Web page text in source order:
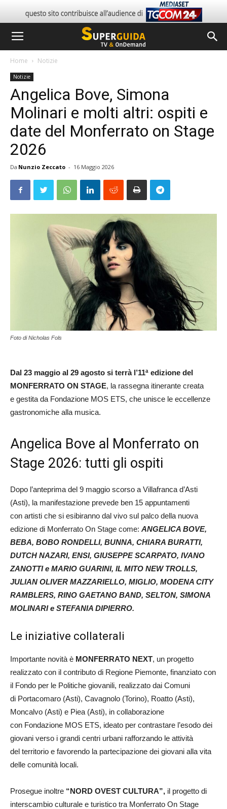
Home Notizie
Notizie
Angelica Bove, Simona
Molinari e molti altri: ospiti e
date del Monferrato on Stage
2026
Da Nunzio Zeccato - 16 Maggio 2026
Foto di Nicholas Fols
Dal 23 maggio al 29 agosto si terrà l’11ª edizione del
MONFERRATO ON STAGE, la rassegna itinerante creata
e gestita da Fondazione MOS ETS, che unisce le eccellenze
gastronomiche alla musica.
Angelica Bove al Monferrato on
Stage 2026: tutti gli ospiti
Dopo l’anteprima del 9 maggio scorso a Villafranca d’Asti
(Asti), la manifestazione prevede ben 15 appuntamenti
con artisti che si esibiranno dal vivo sul palco della nuova
edizione di Monferrato On Stage come: ANGELICA BOVE,
BEBA, BOBO RONDELLI, BUNNA, CHIARA BURATTI,
DUTCH NAZARI, ENSI, GIUSEPPE SCARPATO, IVANO
ZANOTTI e MARIO GUARINI, IL MITO NEW TROLLS,
JULIAN OLIVER MAZZARIELLO, MIGLIO, MODENA CITY
RAMBLERS, RINO GAETANO BAND, SELTON, SIMONA
MOLINARI e STEFANIA DIPIERRO.
Le iniziative collaterali
Importante novità è MONFERRATO NEXT, un progetto
realizzato con il contributo di Regione Piemonte, finanziato con
il Fondo per le Politiche giovanili, realizzato dai Comuni
di Portacomaro (Asti), Cavagnolo (Torino), Roatto (Asti),
Moncalvo (Asti) e Piea (Asti), in collaborazione
con Fondazione MOS ETS, ideato per contrastare l’esodo dei
giovani verso i grandi centri urbani rafforzando le attività
del territorio e favorendo la partecipazione dei giovani alla vita
delle comunità locali.
Prosegue inoltre “NORD OVEST CULTURA”, il progetto di
interscambio culturale e turistico tra Monferrato On Stage